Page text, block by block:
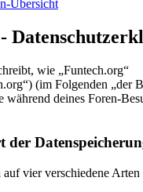
Übersicht
wie „Funtech.org“
(im Folgenden „der
während deines Foren-
vier verschiedene Arten